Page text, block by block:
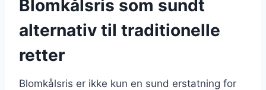
Blomkålsris som sundt
alternativ til traditionelle
retter
Blomkålsris er ikke kun en sund erstatning for